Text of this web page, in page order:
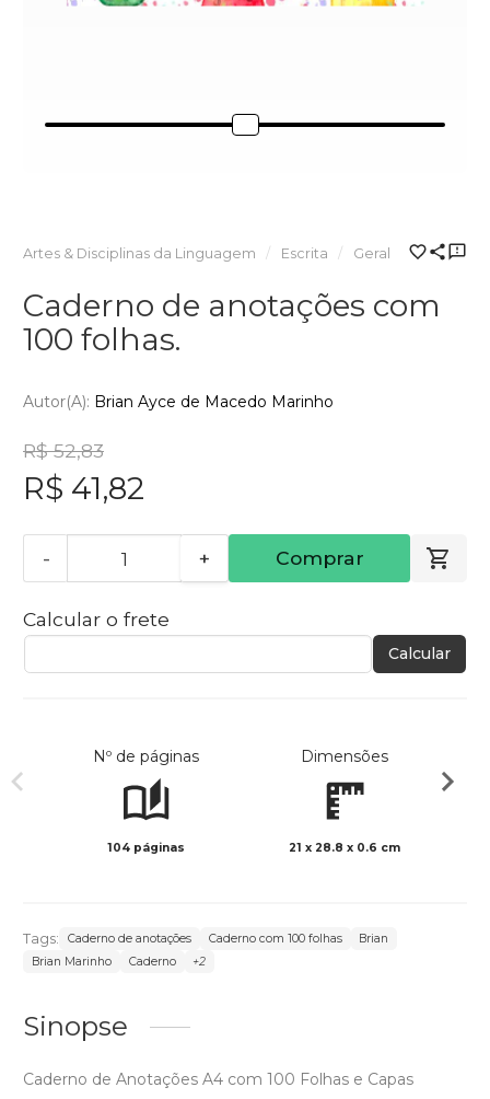
Artes & Disciplinas da Linguagem Escrita Geral
Caderno de anotações com
100 folhas.
Autor(a): Brian Ayce de Macedo Marinho
R$ 52,83
R$ 41,82
- + Comprar
Calcular o frete
Calcular
Nº de páginas
104 páginas
Dimensões
21 x 28.8 x 0.6 cm
Tags: Caderno de anotações Caderno com 100 folhas
Brian
Brian Marinho
Caderno +2
Sinopse
Caderno de Anotações A4 com 100 Folhas e Capas